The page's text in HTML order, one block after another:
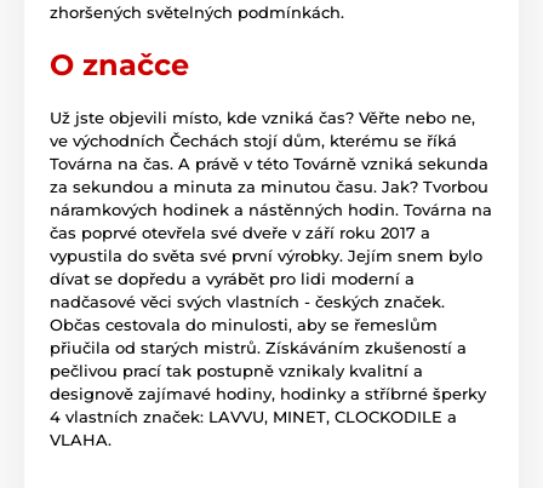
zhoršených světelných podmínkách.
O značce
Už jste objevili místo, kde vzniká čas? Věřte nebo ne,
ve východních Čechách stojí dům, kterému se říká
Továrna na čas. A právě v této Továrně vzniká sekunda
za sekundou a minuta za minutou času. Jak? Tvorbou
náramkových hodinek a nástěnných hodin. Továrna na
čas poprvé otevřela své dveře v září roku 2017 a
vypustila do světa své první výrobky. Jejím snem bylo
dívat se dopředu a vyrábět pro lidi moderní a
nadčasové věci svých vlastních - českých značek.
Občas cestovala do minulosti, aby se řemeslům
přiučila od starých mistrů. Získáváním zkušeností a
pečlivou prací tak postupně vznikaly kvalitní a
designově zajímavé hodiny, hodinky a stříbrné šperky
4 vlastních značek: LAVVU, MINET, CLOCKODILE a
VLAHA.